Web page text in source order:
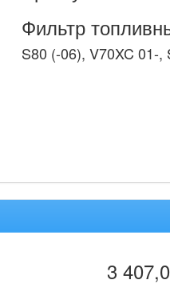
Фильтр
S80 (-06), V70XC 01-
3